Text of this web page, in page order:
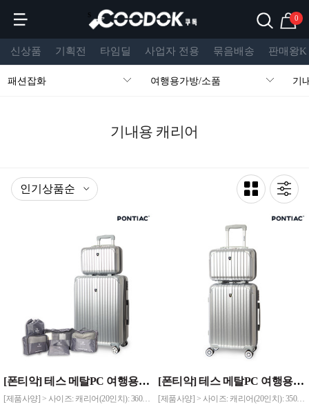
s 0
신상품 기획전 타임딜 사업자 전용 묶음배송 판매왕K
패션잡화 여행용가방/소품 기
기내용 캐리어
[폰티악] 테스 메탈PC 여행용캐리어20인치 +레디백+파우치5종
[제품사양] > 사이즈: 캐리어(20인치): 360(가)*530(높)*220(폭)mm, 레디백(14인치): 350(가)*240(높)*190(폭)mm 트래블 여행용 파우치 5종세트 - 대형 메쉬 파우치(400*310mm), 중형 메쉬 파우치(310*260mm), 소형 메쉬 파우치(300*210mm)
[폰티악] 테스 메탈PC 여행용캐리어20 기내용 + 다용도 레디백
[제품사양] > 사이즈: 캐리어(20인치): 350(가)*560(높)*220(폭)mm, 레디백(14인치): 350(가)*240(높)*190(폭)mm